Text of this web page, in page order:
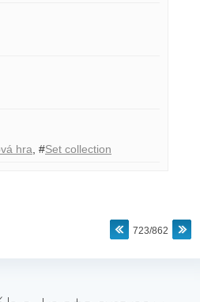
hra #Set collection
723/862